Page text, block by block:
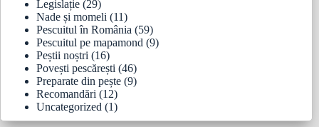
Legislație (29)
Nade și momeli (11)
Pescuitul în România (59)
Pescuitul pe mapamond (9)
Peștii noștri (16)
Povești pescărești (46)
Preparate din pește (9)
Recomandări (12)
Uncategorized (1)